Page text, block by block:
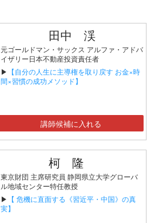
田中 渓
元ゴールドマン・サックス アルファ・アドバ
イザリー日本不動産投資責任者
▶ 【自分の人生に主導権を取り戻す お金×時
間×習慣の成功メソッド】
講師候補に入れる
柯 隆
東京財団 主席研究員 静岡県立大学グローバ
ル地域センター特任教授
▶ 【 危機に直面する《習近平・中国》の真
実】